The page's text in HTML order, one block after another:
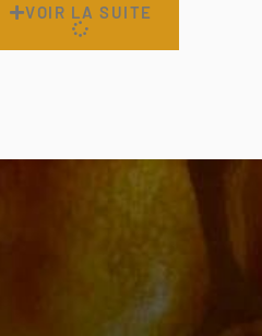
VOIR LA SUITE